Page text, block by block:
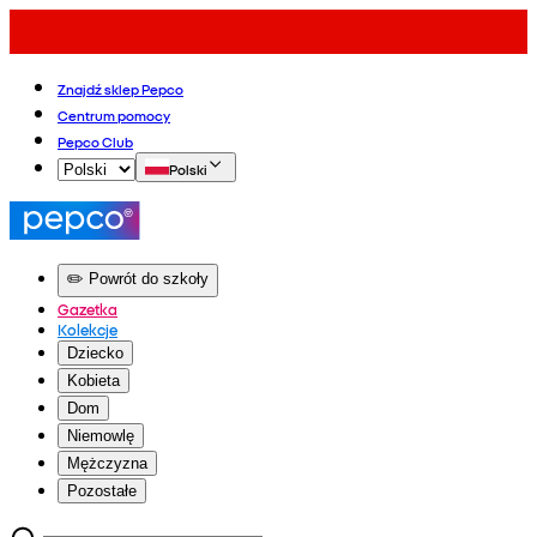
Znajdź sklep Pepco
Centrum pomocy
Pepco Club
Polski
✏️ Powrót do szkoły
Gazetka
Kolekcje
Dziecko
Kobieta
Dom
Niemowlę
Mężczyzna
Pozostałe